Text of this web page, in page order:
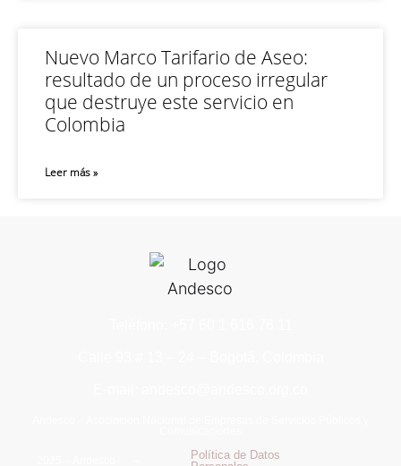
Nuevo Marco Tarifario de Aseo:
resultado de un proceso irregular
que destruye este servicio en
Colombia
Leer más »
Política de Datos